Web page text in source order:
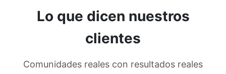
Lo que dicen nuestros
clientes
Comunidades reales con resultados reales